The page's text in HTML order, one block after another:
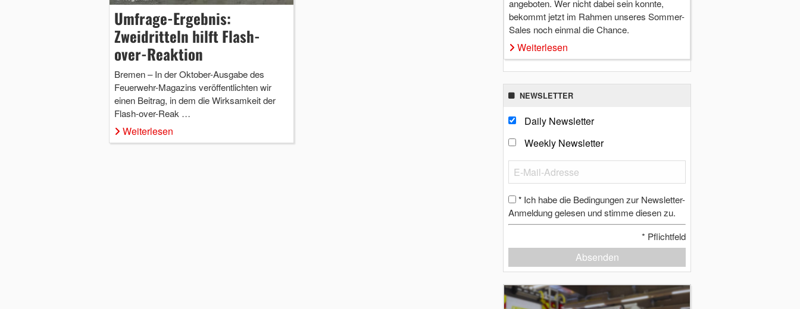
Umfrage-Ergebnis:
Zweidritteln hilft Flash-
over-Reaktion
Bremen – In der Oktober-Ausgabe des
Feuerwehr-Magazins veröffentlichten wir
einen Beitrag, in dem die Wirksamkeit der
Flash-over-Reak …
Weiterlesen
angeboten. Wer nicht dabei sein konnte,
bekommt jetzt im Rahmen unseres Sommer-
Sales noch einmal die Chance.
Weiterlesen
NEWSLETTER
Daily Newsletter
Weekly Newsletter
* Ich habe die Bedingungen zur Newsletter-
Anmeldung gelesen und stimme diesen zu.
* Pflichtfeld
Absenden